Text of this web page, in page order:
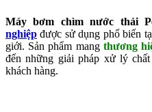
Máy bơm chìm nước thải
nghiệp được sử dụng phổ biến
giới. Sản phẩm mang thương
đến những giải pháp xử lý
khách hàng.